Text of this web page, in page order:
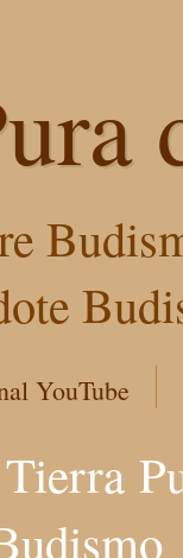
YouTube